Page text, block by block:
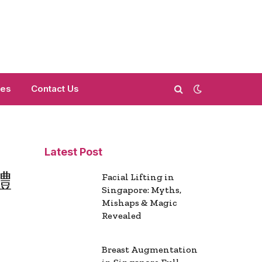
Contact Us
Latest Post
Facial Lifting in
Singapore: Myths,
Mishaps & Magic
Revealed
Breast Augmentation